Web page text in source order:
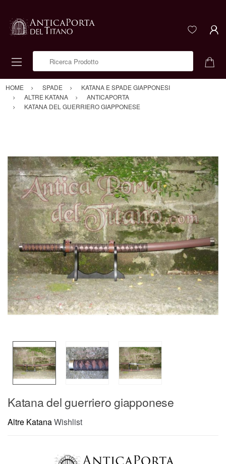
HOME SPADE
KATANA E SPADE GIAPPONESI
ALTRE KATANA
ANTICAPORTA
KATANA DEL GUERRIERO GIAPPONESE
Katana del guerriero giapponese
Altre KatanaWishlist